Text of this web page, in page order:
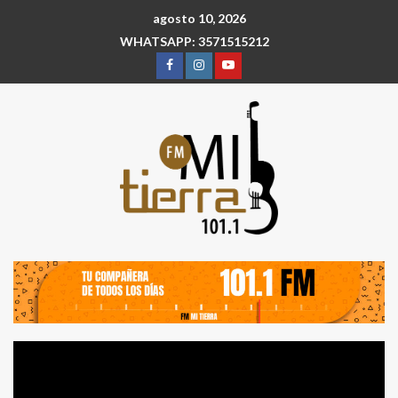
agosto 10, 2026
WHATSAPP: 3571515212